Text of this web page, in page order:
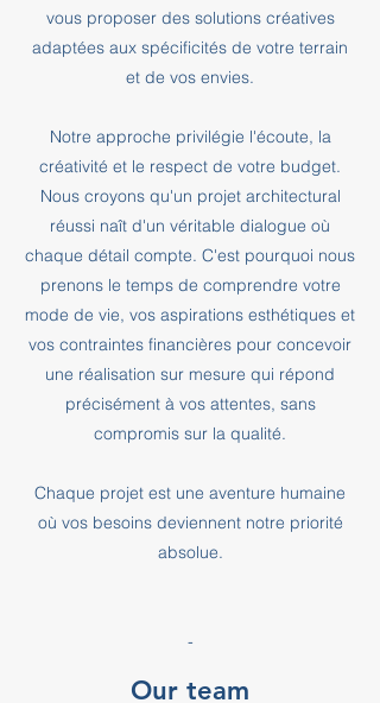
vous proposer des solutions créatives
adaptées aux spécificités de votre terrain
et de vos envies.
Notre approche privilégie l'écoute, la
créativité et le respect de votre budget.
Nous croyons qu'un projet architectural
réussi naît d'un véritable dialogue où
chaque détail compte. C'est pourquoi nous
prenons le temps de comprendre votre
mode de vie, vos aspirations esthétiques et
vos contraintes financières pour concevoir
une réalisation sur mesure qui répond
précisément à vos attentes, sans
compromis sur la qualité.
Chaque projet est une aventure humaine
où vos besoins deviennent notre priorité
absolue.
-
Our team